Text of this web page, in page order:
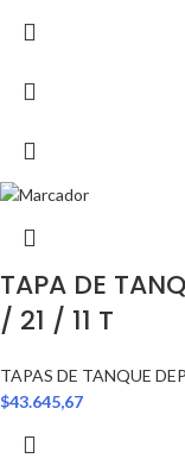
TAPA DE
/ 21 / 11 T
TAPAS DE TANQUE
$43.645,67